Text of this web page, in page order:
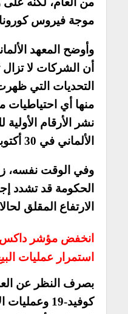
موجة فيروس
وأوضح المعهد
أن الشركات لا
التحديات التي
منها أي احتياطيات
نشر الأرقام الأولية
الألماني في 30 أكتوبر.
وفي الوقت نفسه،
الحكومة قد تشدد
الارتفاع المقلق لحالات
استمرار عمليات
بصرف النظر عن
كوفيد-19